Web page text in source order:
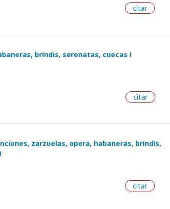
citar
brindis, serenatas, cuecas i
citar
zarzuelas, opera, habaneras, brindis,
citar